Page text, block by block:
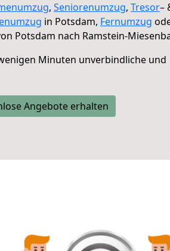
, Seniorenumzug, Tresor–
in Potsdam, Fernumzug
Potsdam nach Ramstein-
Minuten unverbindliche und
Angebote erhalten